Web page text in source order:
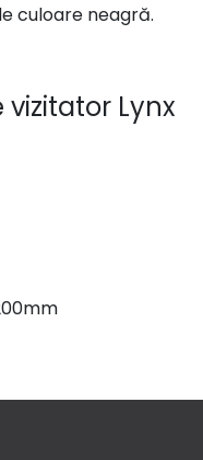
culoare neagră.
Lynx